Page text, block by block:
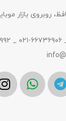
روبروی بازار